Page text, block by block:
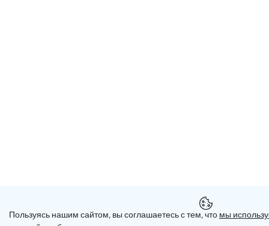
Пользуясь нашим сайтом, вы соглашаетесь с тем, что мы